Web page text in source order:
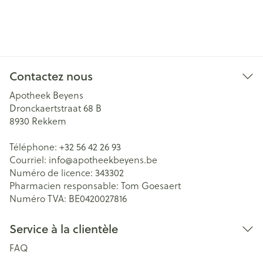
Contactez nous
Apotheek Beyens
Dronckaertstraat 68 B
8930 Rekkem
Téléphone: +32 56 42 26 93
Courriel: info@apotheekbeyens.be
Numéro de licence: 343302
Pharmacien responsable: Tom Goesaert
Numéro TVA: BE0420027816
Service à la clientèle
FAQ